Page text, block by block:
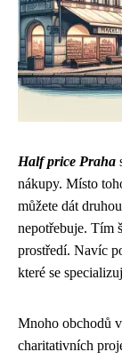
Half price Praha
nákupy. Místo
můžete dát
nepotřebuje. Tím
prostředí. Navíc
které se
Mnoho obchodů
charitativních